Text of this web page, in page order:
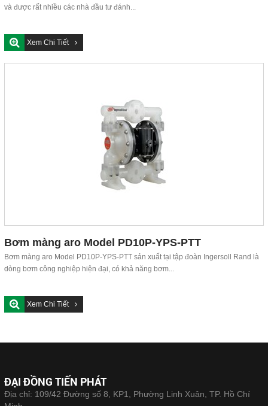
và được rất nhiều các nhà đầu tư đánh...
Xem Chi Tiết
Bơm màng aro Model PD10P-YPS-PTT
Bơm màng aro Model PD10P-YPS-PTT sản xuất tại tập đoàn Ingersoll Rand là
dòng bơm công nghiệp hiện đại, có khả năng bơm...
Xem Chi Tiết
ĐẠI ĐỒNG TIẾN PHÁT
Địa chỉ: 109/42 Đường số 8, KP1, Phường Linh Xuân, TP. Hồ Chí